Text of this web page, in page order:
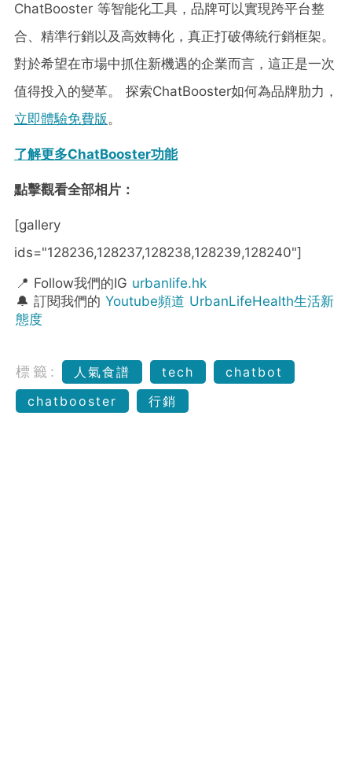
ChatBooster 等智能化工具，品牌可以實現跨平台整
合、精準行銷以及高效轉化，真正打破傳統行銷框架。
對於希望在市場中抓住新機遇的企業而言，這正是一次
值得投入的變革。 探索ChatBooster如何為品牌肋力，
立即體驗免費版。
了解更多ChatBooster功能
點擊觀看全部相片：
[gallery
ids="128236,128237,128238,128239,128240"]
📍 Follow我們的IG urbanlife.hk
🔔 訂閱我們的 Youtube頻道 UrbanLifeHealth生活新
態度
標籤: 人氣食譜 tech
chatbot
chatbooster
行銷